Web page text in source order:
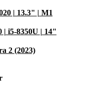
| 13.3" | M1
| i5-8350U | 14"
2 (2023)